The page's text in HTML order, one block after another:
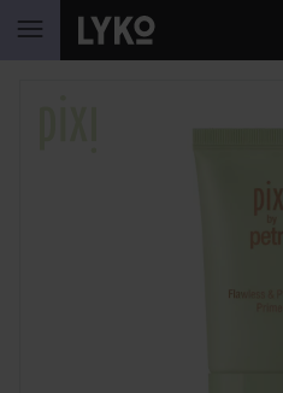
GÅ TIL INNHOLD